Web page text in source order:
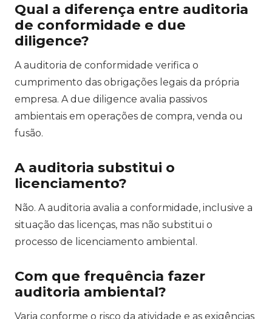
Qual a diferença entre auditoria
de conformidade e due
diligence?
A auditoria de conformidade verifica o
cumprimento das obrigações legais da própria
empresa. A due diligence avalia passivos
ambientais em operações de compra, venda ou
fusão.
A auditoria substitui o
licenciamento?
Não. A auditoria avalia a conformidade, inclusive a
situação das licenças, mas não substitui o
processo de licenciamento ambiental.
Com que frequência fazer
auditoria ambiental?
Varia conforme o risco da atividade e as exigências